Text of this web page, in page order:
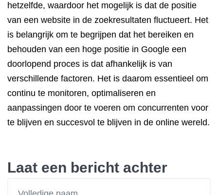
hetzelfde, waardoor het mogelijk is dat de positie
van een website in de zoekresultaten fluctueert. Het
is belangrijk om te begrijpen dat het bereiken en
behouden van een hoge positie in Google een
doorlopend proces is dat afhankelijk is van
verschillende factoren. Het is daarom essentieel om
continu te monitoren, optimaliseren en
aanpassingen door te voeren om concurrenten voor
te blijven en succesvol te blijven in de online wereld.
Laat een bericht achter